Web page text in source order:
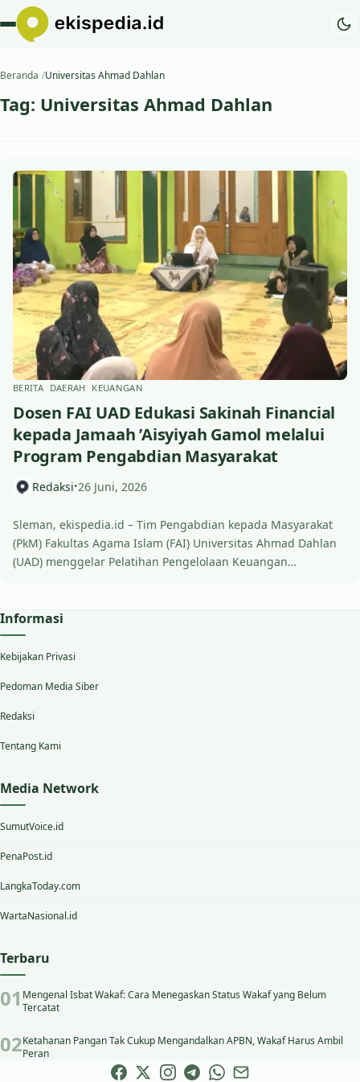
Beranda Universitas Ahmad Dahlan
Tag: Universitas Ahmad Dahlan
BERITA DAERAH KEUANGAN
Dosen FAI UAD Edukasi Sakinah Financial
kepada Jamaah ’Aisyiyah Gamol melalui
Program Pengabdian Masyarakat
Redaksi•26 Juni, 2026
Sleman, ekispedia.id – Tim Pengabdian kepada Masyarakat
(PkM) Fakultas Agama Islam (FAI) Universitas Ahmad Dahlan
(UAD) menggelar Pelatihan Pengelolaan Keuangan…
Informasi
Kebijakan Privasi
Pedoman Media Siber
Redaksi
Tentang Kami
Media Network
SumutVoice.id
PenaPost.id
LangkaToday.com
WartaNasional.id
Terbaru
Mengenal Isbat Wakaf: Cara Menegaskan Status Wakaf yang Belum
Tercatat
Ketahanan Pangan Tak Cukup Mengandalkan APBN, Wakaf Harus Ambil
Peran